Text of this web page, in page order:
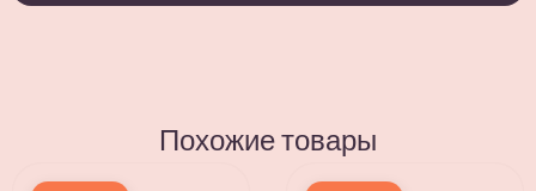
Похожие товары